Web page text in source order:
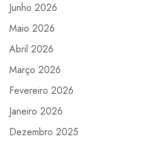
Junho 2026
Maio 2026
Abril 2026
Março 2026
Fevereiro 2026
Janeiro 2026
Dezembro 2025